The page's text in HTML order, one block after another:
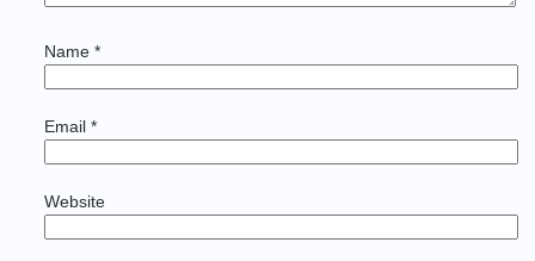
Name*
Email*
Website